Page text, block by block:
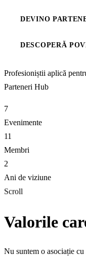
DEVINO
DESCOPERĂ
Profesioniștii aplică
Parteneri Hub
7
Evenimente
11
Membri
2
Ani de viziune
Scroll
Valorile
Nu suntem o asociație